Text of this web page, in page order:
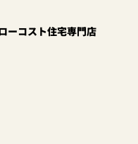
ーコスト住宅専門店